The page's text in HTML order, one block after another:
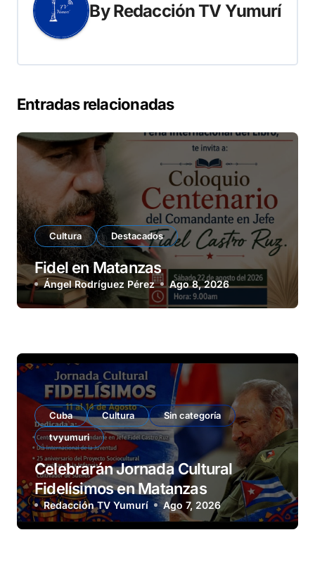
ByRedacción TV Yumurí
Entradas relacionadas
Cultura Destacados
Fidel en Matanzas
Ángel Rodríguez Pérez Ago 8, 2026
Cuba Cultura
Sin categoría
tvyumuri
Celebrarán Jornada Cultural
Fidelísimos en Matanzas
Redacción TV Yumurí Ago 7, 2026